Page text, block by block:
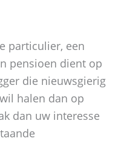
particulier, een
pensioen dient op
die nieuwsgierig
halen dan op
dan uw interesse